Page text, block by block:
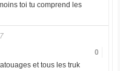
toi tu comprend les
0
et tous les truk